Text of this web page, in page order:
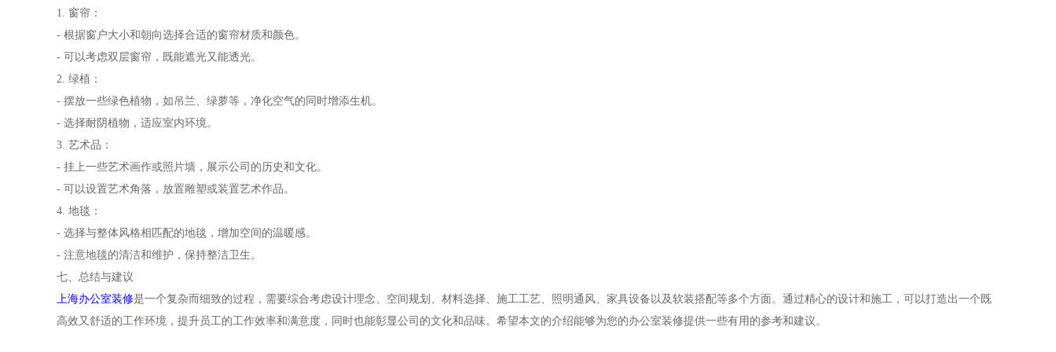
1. 窗帘：
- 根据窗户大小和朝向选择合适的窗帘材质和颜色。
- 可以考虑双层窗帘，既能遮光又能透光。
2. 绿植：
- 摆放一些绿色植物，如吊兰、绿萝等，净化空气的同时增添生机。
- 选择耐阴植物，适应室内环境。
3. 艺术品：
- 挂上一些艺术画作或照片墙，展示公司的历史和文化。
- 可以设置艺术角落，放置雕塑或装置艺术作品。
4. 地毯：
- 选择与整体风格相匹配的地毯，增加空间的温暖感。
- 注意地毯的清洁和维护，保持整洁卫生。
七、总结与建议
上海办公室装修是一个复杂而细致的过程，需要综合考虑设计理念、空间规划、材料选择、施工工艺、照明通风、家具设备以及软装搭配等多个方面。通过精心的设计和施工，可以打造出一个既
高效又舒适的工作环境，提升员工的工作效率和满意度，同时也能彰显公司的文化和品味。希望本文的介绍能够为您的办公室装修提供一些有用的参考和建议。